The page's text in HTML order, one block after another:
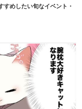
すめしたい旬なイベント・